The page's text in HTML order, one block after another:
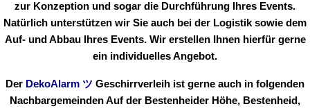
zur Konzeption und sogar die Durchführung Ihres Events.
Natürlich unterstützen wir Sie auch bei der Logistik sowie dem
Auf- und Abbau Ihres Events. Wir erstellen Ihnen hierfür gerne
ein individuelles Angebot.
Der DekoAlarm ツ Geschirrverleih ist gerne auch in folgenden
Nachbargemeinden Auf der Bestenheider Höhe, Bestenheid,